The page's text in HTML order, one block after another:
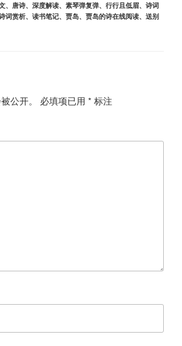
、 唐诗、 深度解读、 素琴弹复弹、 行行且低眉、 诗词
词赏析、 读书笔记、 贾岛、 贾岛的诗在线阅读、 送别
公开。 必填项已用 * 标注